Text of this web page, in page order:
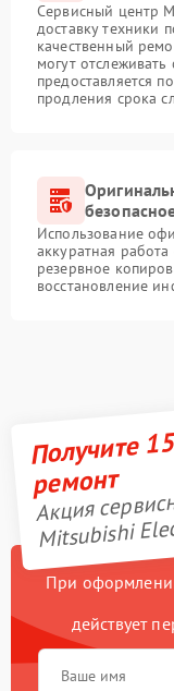
Сервисный центр
доставку техники
качественный
могут
предоставляется
продления срока
Использование
аккуратная
резервное
восстановление
Получите
ремонт
Акция
Mitsubishi
При
действует